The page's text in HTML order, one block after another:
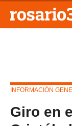
INFORMACIÓN
Giro en